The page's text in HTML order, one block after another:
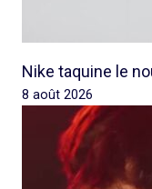
Nike taquine le
8 août 2026